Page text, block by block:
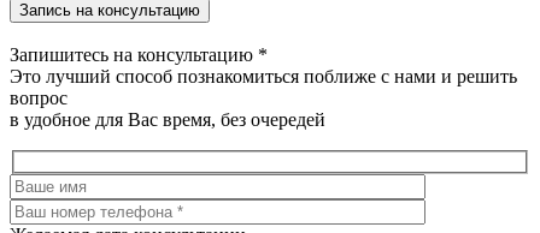
Запись на консультацию
Запишитесь на консультацию *
Это лучший способ познакомиться поближе с нами и решить
вопрос
в удобное для Вас время, без очередей